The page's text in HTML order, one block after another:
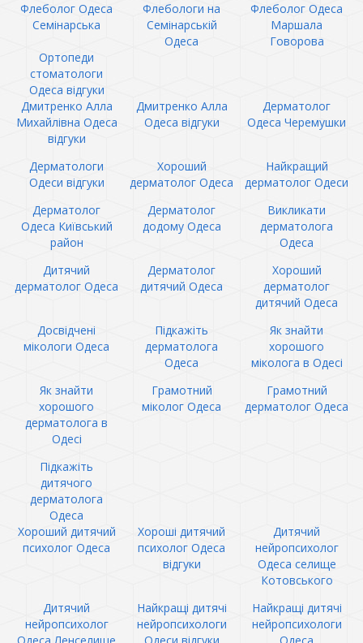
Флеболог Одеса
Семінарська
Флебологи на
Семінарській
Одеса
Флеболог Одеса
Маршала
Говорова
Ортопеди
стоматологи
Одеса відгуки
Дмитренко Алла
Михайлівна Одеса
відгуки
Дмитренко Алла
Одеса відгуки
Дерматолог
Одеса Черемушки
Дерматологи
Одеси відгуки
Хороший
дерматолог Одеса
Найкращий
дерматолог Одеси
Дерматолог
Одеса Київський
район
Дерматолог
додому Одеса
Викликати
дерматолога
Одеса
Дитячий
дерматолог Одеса
Дерматолог
дитячий Одеса
Хороший
дерматолог
дитячий Одеса
Досвідчені
мікологи Одеса
Підкажіть
дерматолога
Одеса
Як знайти
хорошого
міколога в Одесі
Як знайти
хорошого
дерматолога в
Одесі
Грамотний
міколог Одеса
Грамотний
дерматолог Одеса
Підкажіть
дитячого
дерматолога
Одеса
Хороший дитячий
психолог Одеса
Хороші дитячий
психолог Одеса
відгуки
Дитячий
нейропсихолог
Одеса селище
Котовського
Дитячий
нейропсихолог
Найкращі дитячі
нейропсихологи
Найкращі дитячі
нейропсихологи